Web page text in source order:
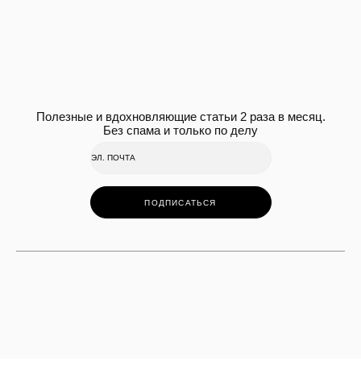
Полезные и вдохновляющие статьи 2 раза в месяц.
Без спама и только по делу
ПОДПИСАТЬСЯ